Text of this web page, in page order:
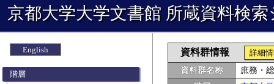
京都大学大学文書館 所蔵資料検
English
階層
資料群情報
詳細
資料群名称
庶務・